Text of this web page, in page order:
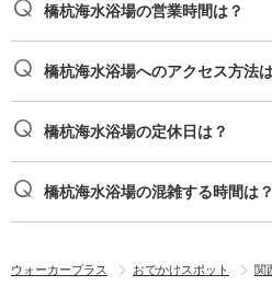
橋杭海水浴場の営業時間は？
橋杭海水浴場へのアクセス方法
橋杭海水浴場の定休日は？
橋杭海水浴場の混雑する時間は？
ウォーカープラス おでかけスポット 関